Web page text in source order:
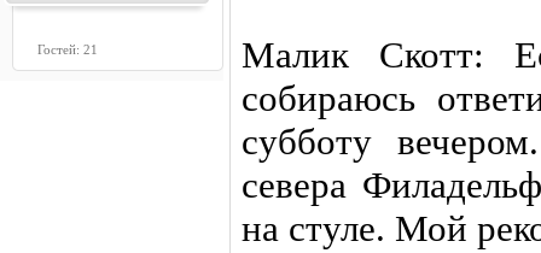
Гостей: 21
Малик Скотт:
собираюсь
субботу
севера
на стуле. Мой